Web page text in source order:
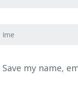
in priimek
Save my name,